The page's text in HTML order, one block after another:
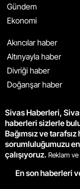
Gündem
Ekonomi
Akıncılar haber
Altınyayla haber
Divriği haber
Doğanşar haber
Sivas Haberleri,
haberleri sizlerle
Bağımsız ve
sorumluluğumuzu
çalışıyoruz. Reklam
En son haberleri